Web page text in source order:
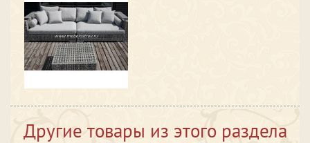
Другие товары из этого раздела